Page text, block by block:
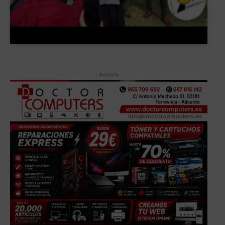
- Anuncio -